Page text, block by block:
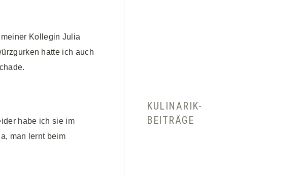
Kollegin Julia
hatte ich auch
habe ich sie im
man lernt beim
KULINARIK-
BEITRÄGE